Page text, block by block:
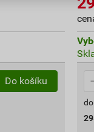
Do košíku